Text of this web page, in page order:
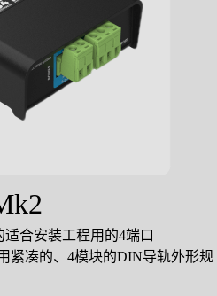
合安装工程用的4端口
紧凑的、4模块的DIN导轨外形规